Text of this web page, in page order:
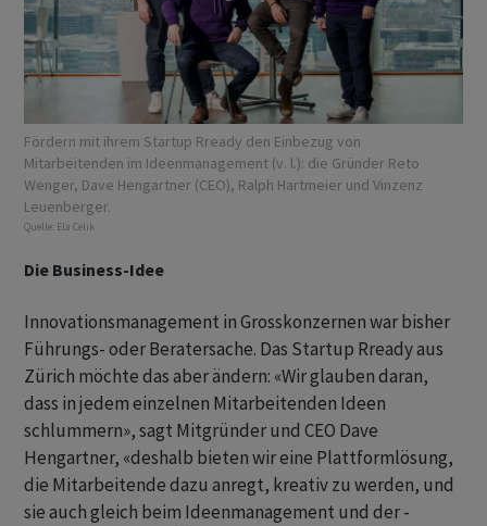
Fördern mit ihrem Startup Rready den Einbezug von
Mitarbeitenden im Ideenmanagement (v. l.): die Gründer Reto
Wenger, Dave Hengartner (CEO), Ralph Hartmeier und Vinzenz
Leuenberger.
Quelle: Ela Celik
Die Business-Idee
Innovationsmanagement in Grosskonzernen war bisher
Führungs- oder Beratersache. Das Startup Rready aus
Zürich möchte das aber ändern: «Wir glauben daran,
dass in jedem einzelnen Mitarbeitenden Ideen
schlummern», sagt Mitgründer und CEO Dave
Hengartner, «deshalb bieten wir eine Plattformlösung,
die Mitarbeitende dazu anregt, kreativ zu werden, und
sie auch gleich beim Ideenmanagement und der -